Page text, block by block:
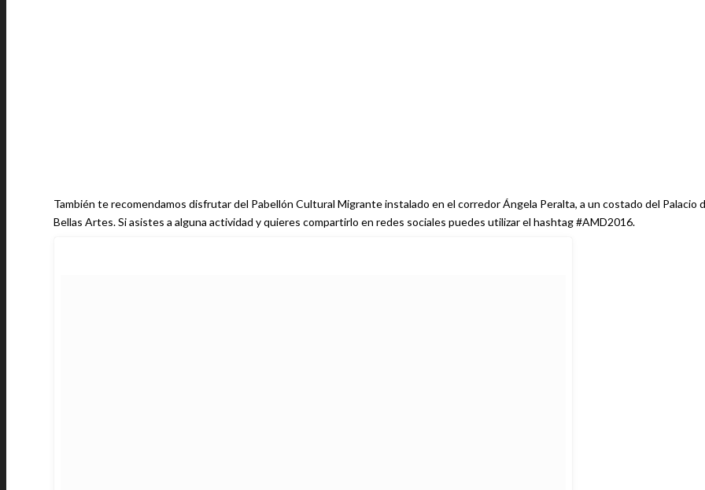
También te recomendamos disfrutar del Pabellón Cultural Migrante instalado en el corredor Ángela Peralta, a un costado del Palacio
Bellas Artes. Si asistes a alguna actividad y quieres compartirlo en redes sociales puedes utilizar el hashtag #AMD2016.